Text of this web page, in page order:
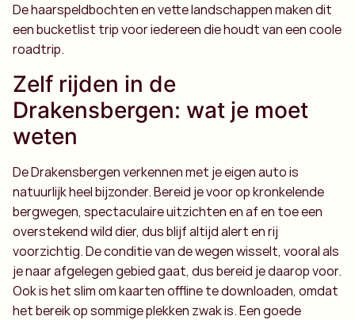
De haarspeldbochten en vette landschappen maken dit
een bucketlist trip voor iedereen die houdt van een coole
roadtrip.
Zelf rijden in de
Drakensbergen: wat je moet
weten
De Drakensbergen verkennen met je eigen auto is
natuurlijk heel bijzonder. Bereid je voor op kronkelende
bergwegen, spectaculaire uitzichten en af en toe een
overstekend wild dier, dus blijf altijd alert en rij
voorzichtig. De conditie van de wegen wisselt, vooral als
je naar afgelegen gebied gaat, dus bereid je daarop voor.
Ook is het slim om kaarten offline te downloaden, omdat
het bereik op sommige plekken zwak is. Een goede